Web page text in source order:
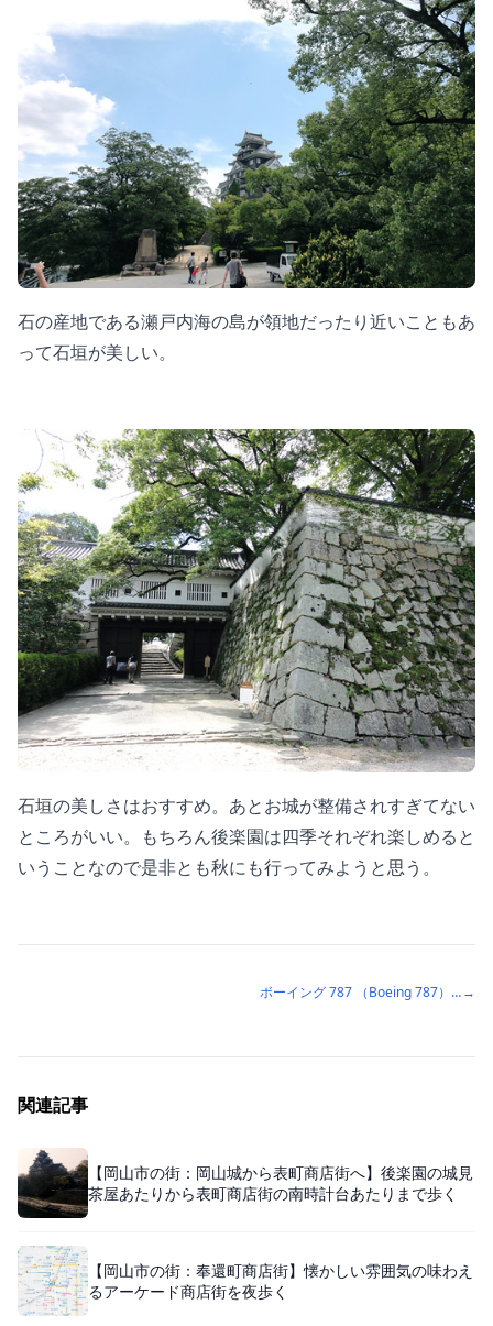
石の産地である瀬戸内海の島が領地だったり近いこともあ
って石垣が美しい。
石垣の美しさはおすすめ。あとお城が整備されすぎてない
ところがいい。もちろん後楽園は四季それぞれ楽しめると
いうことなので是非とも秋にも行ってみようと思う。
ボーイング 787 （Boeing 787）トラブル多いのかな？→
関連記事
【岡山市の街：岡山城から表町商店街へ】後楽園の城見
茶屋あたりから表町商店街の南時計台あたりまで歩く
【岡山市の街：奉還町商店街】懐かしい雰囲気の味わえ
るアーケード商店街を夜歩く